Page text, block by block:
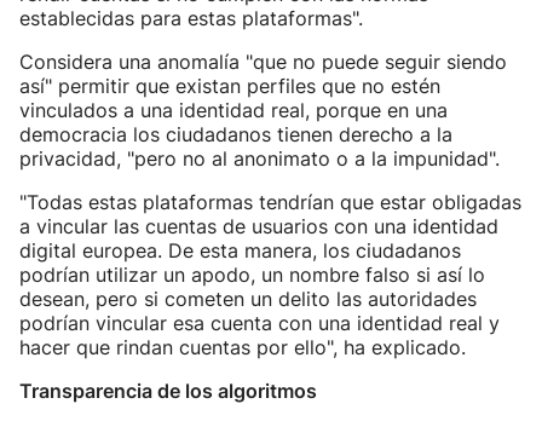
establecidas para estas plataformas".
Considera una anomalía "que no puede seguir siendo
así" permitir que existan perfiles que no estén
vinculados a una identidad real, porque en una
democracia los ciudadanos tienen derecho a la
privacidad, "pero no al anonimato o a la impunidad".
"Todas estas plataformas tendrían que estar obligadas
a vincular las cuentas de usuarios con una identidad
digital europea. De esta manera, los ciudadanos
podrían utilizar un apodo, un nombre falso si así lo
desean, pero si cometen un delito las autoridades
podrían vincular esa cuenta con una identidad real y
hacer que rindan cuentas por ello", ha explicado.
Transparencia de los algoritmos